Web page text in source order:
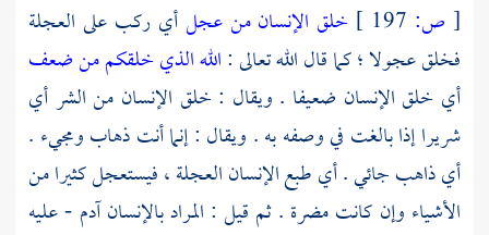
[ ص: خلق الإنسان من عجلأي ركب على العجلة
فخلق عجولا ؛ كما قال الله تعالى :الله الذي خلقكم من ضعف
أي خلق الإنسان ضعيفا . ويقال : خلق الإنسان من الشر أي
شريرا إذا بالغت في وصفه به . ويقال : إنما أنت ذهاب ومجيء .
أي ذاهب جائي . أي طبع الإنسان العجلة ، فيستعجل كثيرا من
الأشياء وإن كانت مضرة . ثم قيل : المراد بالإنسانآدم - عليه